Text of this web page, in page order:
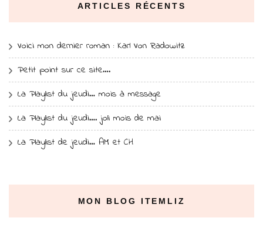
ARTICLES RÉCENTS
Voici mon dernier roman : Karl Von Radowitz
Petit point sur ce site….
La Playlist du jeudi… mois à message
La Playlist du jeudi…. joli mois de mai
La Playlist de jeudi… AM et CH
MON BLOG ITEMLIZ